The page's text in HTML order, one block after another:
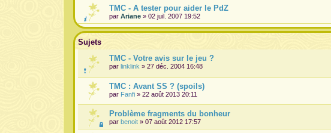
TMC - A tester pour aider le PdZ
par Ariane » 02 juil. 2007 19:52
Sujets
TMC - Votre avis sur le jeu ?
par linklink » 27 déc. 2004 16:48
TMC : Avant SS ? (spoils)
par Fanfi » 22 août 2013 20:11
Problème fragments du bonheur
par benoit » 07 août 2012 17:57